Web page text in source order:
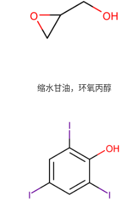
缩水甘油，环氧丙醇